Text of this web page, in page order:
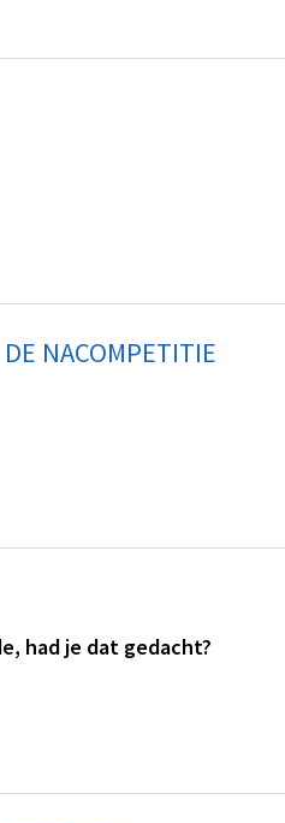
NACOMPETITIE
had je dat gedacht?